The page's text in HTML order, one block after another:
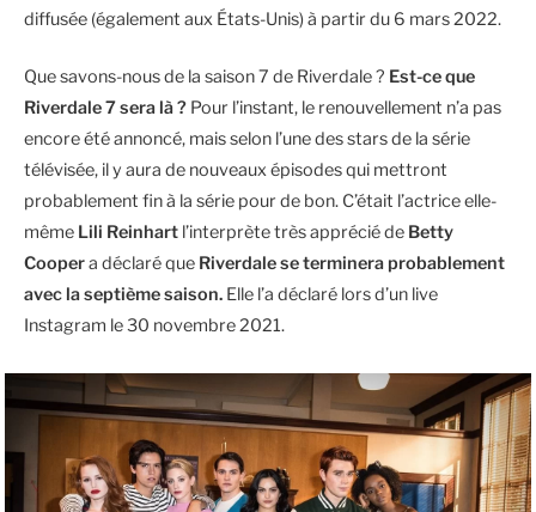
diffusée (également aux États-Unis) à partir du 6 mars 2022.
Que savons-nous de la saison 7 de Riverdale ? Est-ce que
Riverdale 7 sera là ? Pour l’instant, le renouvellement n’a pas
encore été annoncé, mais selon l’une des stars de la série
télévisée, il y aura de nouveaux épisodes qui mettront
probablement fin à la série pour de bon. C’était l’actrice elle-
même Lili Reinhart l’interprète très apprécié de Betty
Coopera déclaré que Riverdale se terminera probablement
avec la septième saison. Elle l’a déclaré lors d’un live
Instagram le 30 novembre 2021.